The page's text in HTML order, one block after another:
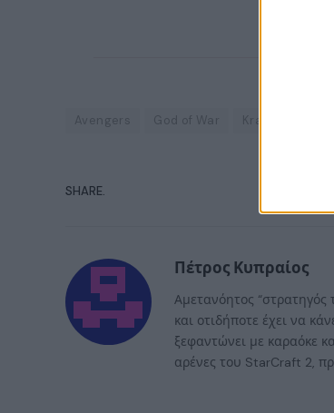
Avengers God of War Kratos
SHARE.
Πέτρος Κυπραίος
Αμετανόητος
και οτιδήποτε έχει να
ξεφαντώνει με καραόκε
αρένες του StarCraft 2,